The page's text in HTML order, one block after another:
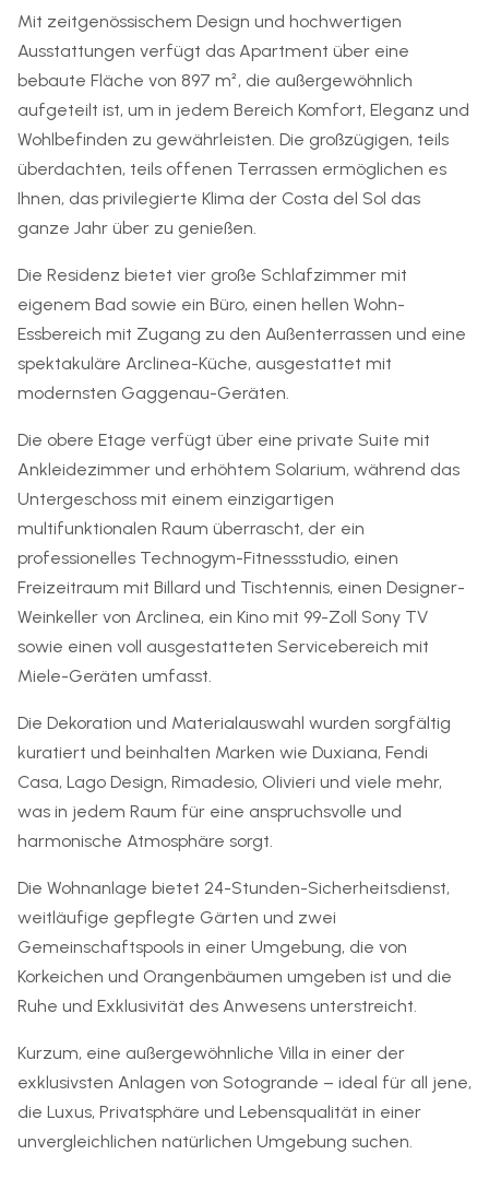
Mit zeitgenössischem Design und hochwertigen
Ausstattungen verfügt das Apartment über eine
bebaute Fläche von 897 m², die außergewöhnlich
aufgeteilt ist, um in jedem Bereich Komfort, Eleganz und
Wohlbefinden zu gewährleisten. Die großzügigen, teils
überdachten, teils offenen Terrassen ermöglichen es
Ihnen, das privilegierte Klima der Costa del Sol das
ganze Jahr über zu genießen.
Die Residenz bietet vier große Schlafzimmer mit
eigenem Bad sowie ein Büro, einen hellen Wohn-
Essbereich mit Zugang zu den Außenterrassen und eine
spektakuläre Arclinea-Küche, ausgestattet mit
modernsten Gaggenau-Geräten.
Die obere Etage verfügt über eine private Suite mit
Ankleidezimmer und erhöhtem Solarium, während das
Untergeschoss mit einem einzigartigen
multifunktionalen Raum überrascht, der ein
professionelles Technogym-Fitnessstudio, einen
Freizeitraum mit Billard und Tischtennis, einen Designer-
Weinkeller von Arclinea, ein Kino mit 99-Zoll Sony TV
sowie einen voll ausgestatteten Servicebereich mit
Miele-Geräten umfasst.
Die Dekoration und Materialauswahl wurden sorgfältig
kuratiert und beinhalten Marken wie Duxiana, Fendi
Casa, Lago Design, Rimadesio, Olivieri und viele mehr,
was in jedem Raum für eine anspruchsvolle und
harmonische Atmosphäre sorgt.
Die Wohnanlage bietet 24-Stunden-Sicherheitsdienst,
weitläufige gepflegte Gärten und zwei
Gemeinschaftspools in einer Umgebung, die von
Korkeichen und Orangenbäumen umgeben ist und die
Ruhe und Exklusivität des Anwesens unterstreicht.
Kurzum, eine außergewöhnliche Villa in einer der
exklusivsten Anlagen von Sotogrande – ideal für all jene,
die Luxus, Privatsphäre und Lebensqualität in einer
unvergleichlichen natürlichen Umgebung suchen.